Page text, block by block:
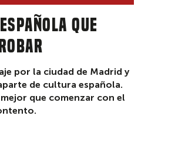
que
por la ciudad de Madrid y
de cultura española.
que comenzar con el